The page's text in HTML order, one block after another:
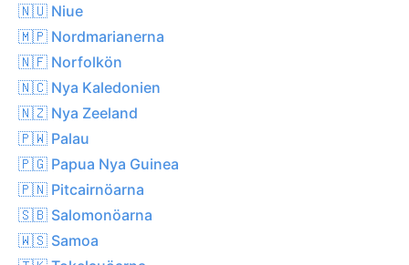
🇳🇺 Niue
🇲🇵 Nordmarianerna
🇳🇫 Norfolkön
🇳🇨 Nya Kaledonien
🇳🇿 Nya Zeeland
🇵🇼 Palau
🇵🇬 Papua Nya Guinea
🇵🇳 Pitcairnöarna
🇸🇧 Salomonöarna
🇼🇸 Samoa